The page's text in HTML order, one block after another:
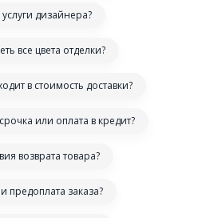
услуги дизайнера?
все цвета отделки?
в стоимость доставки?
или оплата в кредит?
возврата товара?
предоплата заказа?